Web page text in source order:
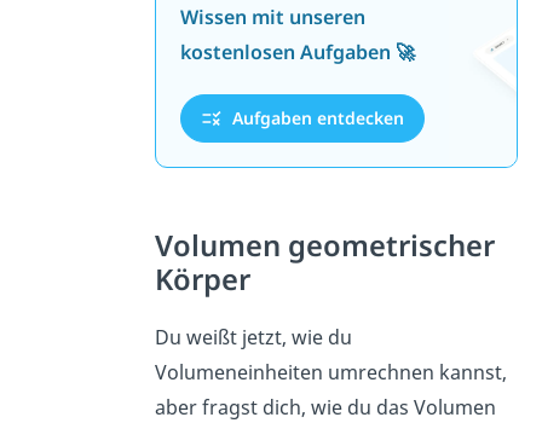
Wissen mit unseren
kostenlosen Aufgaben 🚀
Aufgaben entdecken
Volumen geometrischer
Körper
Du weißt jetzt, wie du
Volumeneinheiten umrechnen kannst,
aber fragst dich, wie du das Volumen